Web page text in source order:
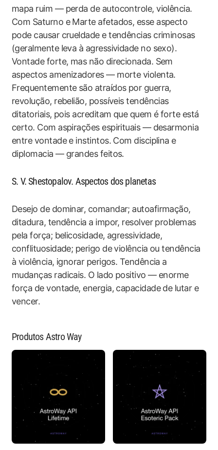
mapa ruim — perda de autocontrole, violência.
Com Saturno e Marte afetados, esse aspecto
pode causar crueldade e tendências criminosas
(geralmente leva à agressividade no sexo).
Vontade forte, mas não direcionada. Sem
aspectos amenizadores — morte violenta.
Frequentemente são atraídos por guerra,
revolução, rebelião, possíveis tendências
ditatoriais, pois acreditam que quem é forte está
certo. Com aspirações espirituais — desarmonia
entre vontade e instintos. Com disciplina e
diplomacia — grandes feitos.
S. V. Shestopalov. Aspectos dos planetas
Desejo de dominar, comandar; autoafirmação,
ditadura, tendência a impor, resolver problemas
pela força; belicosidade, agressividade,
conflituosidade; perigo de violência ou tendência
à violência, ignorar perigos. Tendência a
mudanças radicais. O lado positivo — enorme
força de vontade, energia, capacidade de lutar e
vencer.
Produtos Astro Way